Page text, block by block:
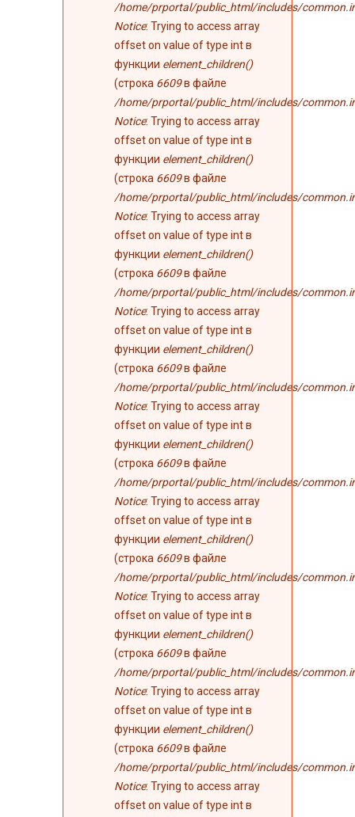
/home/prportal/public_html/includes/
Notice: Trying to access array
offset on value of type int в
функции element_children()
(строка 6609в файле
/home/prportal/public_html/includes/
Notice: Trying to access array
offset on value of type int в
функции element_children()
(строка 6609в файле
/home/prportal/public_html/includes/
Notice: Trying to access array
offset on value of type int в
функции element_children()
(строка 6609в файле
/home/prportal/public_html/includes/
Notice: Trying to access array
offset on value of type int в
функции element_children()
(строка 6609в файле
/home/prportal/public_html/includes/
Notice: Trying to access array
offset on value of type int в
функции element_children()
(строка 6609в файле
/home/prportal/public_html/includes/
Notice: Trying to access array
offset on value of type int в
функции element_children()
(строка 6609в файле
/home/prportal/public_html/includes/
Notice: Trying to access array
offset on value of type int в
функции element_children()
(строка 6609в файле
/home/prportal/public_html/includes/
Notice: Trying to access array
offset on value of type int в
функции element_children()
(строка 6609в файле
/home/prportal/public_html/includes/
Notice: Trying to access array
offset on value of type int в